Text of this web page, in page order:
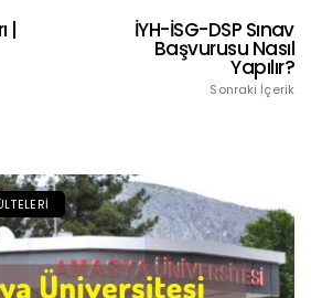
| İYH-İSG-DSP Sınav
Başvurusu Nasıl
Yapılır?
Sonraki İçerik